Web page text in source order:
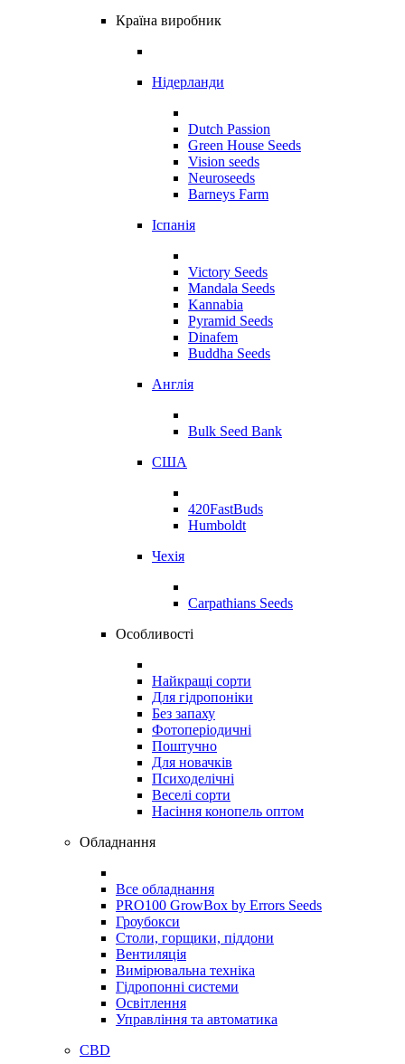
Країна виробник
Нідерланди
Dutch Passion
Green House Seeds
Vision seeds
Neuroseeds
Barneys Farm
Іспанія
Victory Seeds
Mandala Seeds
Kannabia
Pyramid Seeds
Dinafem
Buddha Seeds
Англія
Bulk Seed Bank
США
420FastBuds
Humboldt
Чехія
Carpathians Seeds
Особливості
Найкращі сорти
Для гідропоніки
Без запаху
Фотоперіодичні
Поштучно
Для новачків
Психоделічні
Веселі сорти
Насіння конопель оптом
Обладнання
Все обладнання
PRO100 GrowBox by Errors Seeds
Гроубокси
Столи, горщики, піддони
Вентиляція
Вимірювальна техніка
Гідропонні системи
Освітлення
Управління та автоматика
CBD